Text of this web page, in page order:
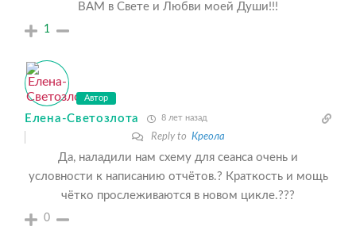
ВАМ в Свете и Любви моей Души!!!
1
Автор
Елена-Светозлота 8 лет назад
Reply to Креола
Да, наладили нам схему для сеанса очень и
условности к написанию отчётов.? Краткость и мощь
чётко прослеживаются в новом цикле.???
0